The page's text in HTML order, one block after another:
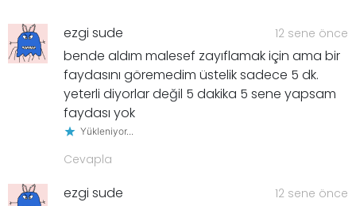
ezgi sude 12 sene önce
bende aldım malesef zayıflamak için ama bir
faydasını göremedim üstelik sadece 5 dk.
yeterli diyorlar değil 5 dakika 5 sene yapsam
faydası yok
Yükleniyor...
Cevapla
ezgi sude 12 sene önce